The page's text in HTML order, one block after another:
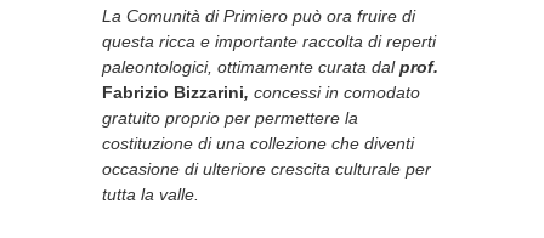
La Comunità di Primiero può ora fruire di
questa ricca e importante raccolta di reperti
paleontologici, ottimamente curata dalprof.
Fabrizio Bizzarini, concessi in comodato
gratuito proprio per permettere la
costituzione di una collezione che diventi
occasione di ulteriore crescita culturale per
tutta la valle.